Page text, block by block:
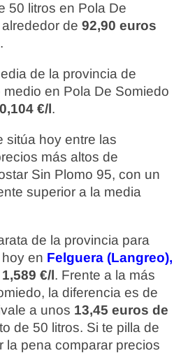
50 litros en Pola De
de 92,90 euros
de la provincia de
en Pola De Somiedo
€/l.
sitúa hoy entre las
más altos de
Sin Plomo 95, con un
superior a la media
de la provincia para
en Felguera (Langreo),
1,589 €/l. Frente a la más
la diferencia es de
a unos 13,45 euros de
de 50 litros. Si te pilla de
la pena comparar precios